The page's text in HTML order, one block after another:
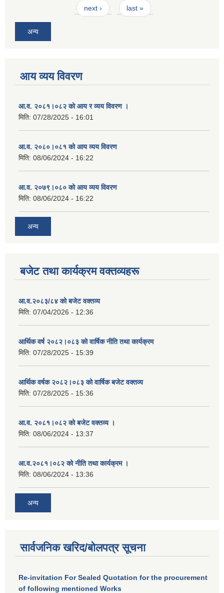
next › last »
अन्य
आय व्यय विवरण
आ.व. २०८१।०८२ को आय र व्यय विवरण ।
मिति: 07/28/2025 - 16:01
आ.व. २०८०।०८१ को आय व्यय विवरण
मिति: 08/06/2024 - 16:22
आ.व. २०७९।०८० को आय व्यय विवरण
मिति: 08/06/2024 - 16:22
अन्य
बजेट तथा कार्यक्रम वक्तव्यहरू
आ.व.२०८३/८४ को बजेट वक्तव्य
मिति: 07/04/2026 - 12:36
आर्थिक वर्ष २०८२।०८३ को वार्षिक नीति तथा कार्यक्रम
मिति: 07/28/2025 - 15:39
आर्थिक वर्षक २०८२।०८३ को वार्षिक बजेट वक्तव्य
मिति: 07/28/2025 - 15:36
आ.व. २०८१।०८२ को बजेट वक्तव्य ।
मिति: 08/06/2024 - 13:37
आ.व.२०८१।०८२ को नीति तथा कार्यक्रम ।
मिति: 08/06/2024 - 13:36
अन्य
सार्वजनिक खरिद/बोलपत्र सूचना
Re-invitation For Sealed Quotation for the procurement
of following mentioned Works